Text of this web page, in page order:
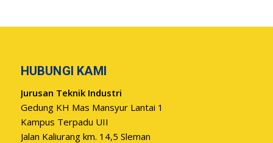
HUBUNGI KAMI
Jurusan Teknik Industri
Gedung KH Mas Mansyur Lantai 1
Kampus Terpadu UII
Jalan Kaliurang km. 14,5 Sleman